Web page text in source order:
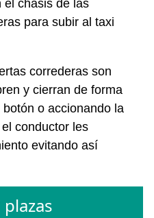
el chasis de las
para subir al taxi
correderas son
y cierran de forma
o accionando la
conductor les
evitando así
plazas